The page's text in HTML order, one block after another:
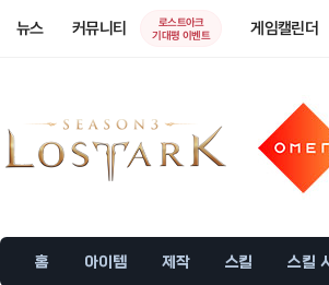
뉴스 커뮤니티
로스트아크
기대평 이벤트
게임캘린더
홈 아이템 제작 스킬 스킬